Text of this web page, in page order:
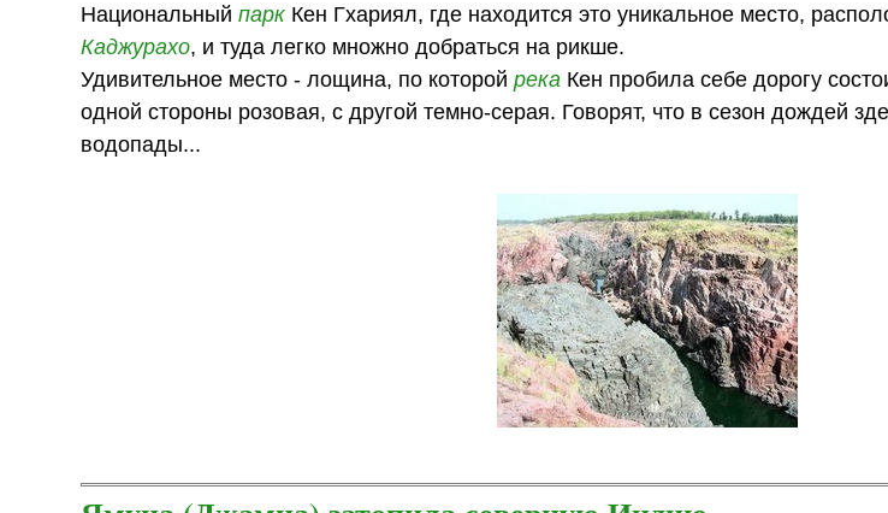
Национальныйпарк Кен Гхариял, где находится это уникальное место,
Каджурахо, и туда легко множно добраться на рикше.
Удивительное место - лощина, по которойрека Кен пробила себе дорогу
одной стороны розовая, с другой темно-серая. Говорят, что в сезон дождей
водопады...